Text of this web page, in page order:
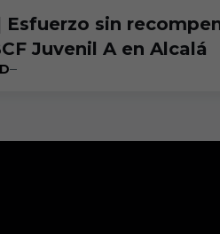
Esfuerzo sin
Juvenil A en Alcalá